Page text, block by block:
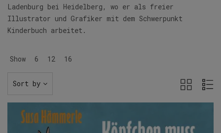
Ladenburg bei Heidelberg, wo er als freier
Illustrator und Grafiker mit dem Schwerpunkt
Kinderbuch arbeitet.
Show 6 12 16
Sort by